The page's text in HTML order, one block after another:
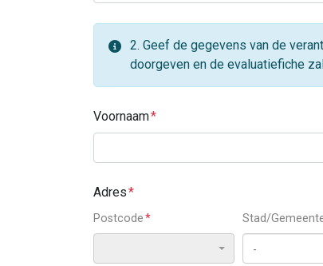
2. Geef de gegevens van de
doorgeven en de evaluatiefiche
Voornaam
Adres
Postcode Stad/
-